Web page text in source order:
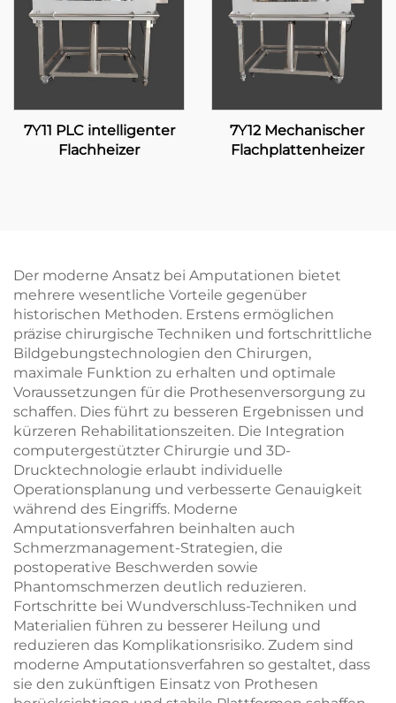
7Y11 PLC intelligenter
Flachheizer
7Y12 Mechanischer
Flachplattenheizer
Der moderne Ansatz bei Amputationen bietet
mehrere wesentliche Vorteile gegenüber
historischen Methoden. Erstens ermöglichen
präzise chirurgische Techniken und fortschrittliche
Bildgebungstechnologien den Chirurgen,
maximale Funktion zu erhalten und optimale
Voraussetzungen für die Prothesenversorgung zu
schaffen. Dies führt zu besseren Ergebnissen und
kürzeren Rehabilitationszeiten. Die Integration
computergestützter Chirurgie und 3D-
Drucktechnologie erlaubt individuelle
Operationsplanung und verbesserte Genauigkeit
während des Eingriffs. Moderne
Amputationsverfahren beinhalten auch
Schmerzmanagement-Strategien, die
postoperative Beschwerden sowie
Phantomschmerzen deutlich reduzieren.
Fortschritte bei Wundverschluss-Techniken und
Materialien führen zu besserer Heilung und
reduzieren das Komplikationsrisiko. Zudem sind
moderne Amputationsverfahren so gestaltet, dass
sie den zukünftigen Einsatz von Prothesen